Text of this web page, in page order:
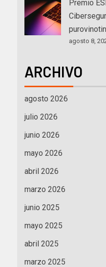
Premio
agosto 8,
ARCHIVO
agosto 2026
julio 2026
junio 2026
mayo 2026
abril 2026
marzo 2026
junio 2025
mayo 2025
abril 2025
marzo 2025